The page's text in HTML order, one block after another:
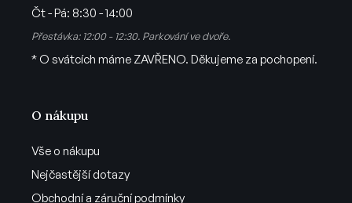
O nákupu
Vše o nákupu
Nejčastější dotazy
Obchodní a záruční podmínky
Čt - Pá: 8:30 - 14:00
Přestávka: 12:00 - 12:30. Parkování ve dvoře.
* O svátcích máme ZAVŘENO. Děkujeme za pochopení.